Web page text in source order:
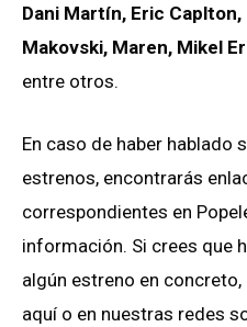
Dani Martín, Eric
Makovski, Maren, Mikel
entre otros.
En caso de haber hablado
estrenos, encontrarás
correspondientes en
información. Si crees que
algún estreno en
aquí o en nuestras redes